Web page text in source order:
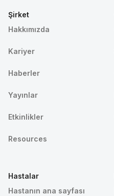
Şirket
Hakkımızda
Kariyer
Haberler
Yayınlar
Etkinlikler
Resources
Hastalar
Hastanın ana sayfası